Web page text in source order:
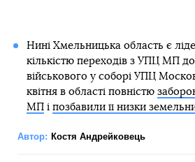
Нині Хмельницька область є
кількістю переходів з УПЦ МП
військового у соборі УПЦ
квітня в області повністю
МПі позбавили її низки
Автор: Костя Андрейковець